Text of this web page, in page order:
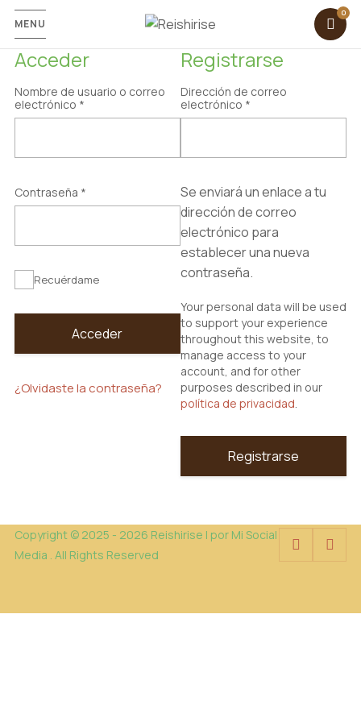
MENU
Acceder
Nombre de usuario o correo
electrónico *Obligatorio
Contraseña *Obligatorio
Recuérdame
Acceder
¿Olvidaste la contraseña?
Registrarse
Dirección de correo
electrónico *
Se enviará un enlace a tu
dirección de correo
electrónico para
establecer una nueva
contraseña.
Your personal data will be used
to support your experience
throughout this website, to
manage access to your
account, and for other
purposes described in our
política de privacidad.
Registrarse
Copyright © 2025 - 2026 Reishirise | por Mi Social
Media . All Rights Reserved